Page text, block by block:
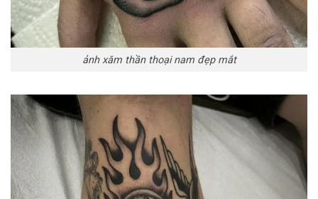
ảnh xăm thần thoại nam đẹp mắt